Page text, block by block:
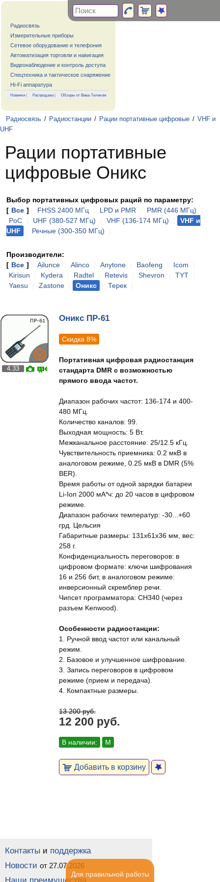
Радиосвязь
Измерительные приборы
Сетевое оборудование и телефония
Автоматизация торговли и навигация
Видеонаблюдение и контроль доступа
Спецтехника и тактическое снаряжение
Hi-Fi аппаратура
Новинки | Распродажа| Обзоры от Вива-Телеком
Радиосвязь / Радиостанции / Рации портативные цифровые / VHF и
UHF
Рации портативные
цифровые Оникс
Выбор портативных цифровых раций по параметру:
[ Все ] FHSS 2400 МГц LPD и PMR PMR (446 МГц)
PoC
UHF (380-527 МГц) VHF (136-174 МГц)
VHF и
UHF
Речные (300-350 МГц)
Производители:
[ Все ] Ailunce Alinco Anytone Baofeng Icom
Kirisun
Kydera Radtel Retevis Shevron TYT
Yaesu
Zastone Оникс Терек
4.33
Оникс ПР-61
Скидка 8%
Портативная цифровая радиостанция
стандарта DMR с возможностью
прямого ввода частот.
Диапазон рабочих частот: 136-174 и 400-
480 МГц.
Количество каналов: 99.
Выходная мощность: 5 Вт.
Межканальное расстояние: 25/12.5 кГц.
Чувствительность приемника: 0.2 мкВ в
аналоговом режиме, 0.25 мкВ в DMR (5%
BER).
Время работы от одной зарядки батареи
Li-Ion 2000 мА*ч: до 20 часов в цифровом
режиме.
Диапазон рабочих температур: -30...+60
грд. Цельсия
Габаритные размеры: 131x61x36 мм, вес:
258 г.
Конфиденциальность переговоров: в
цифровом формате: ключи шифрования
16 и 256 бит, в аналоговом режиме:
инверсионный скремблер речи.
Чипсет программатора: CH340 (через
разъем Kenwood).
Особенности радиостанции:
1. Ручной ввод частот или канальный
режим.
2. Базовое и улучшенное шифрование.
3. Запись переговоров в цифровом
режиме (прием и передача).
4. Компактные размеры.
13 200 руб.
12 200 руб.
В наличии: М
Добавить в корзину
Контакты и поддержка
Новости от 27.07.2026
Для правильной работы